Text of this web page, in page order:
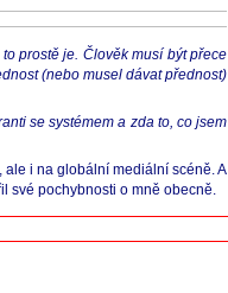
prostě je. Člověk musí být přece
(nebo musel dávat přednost)
se systémem a zda to, co jsem
i na globální mediální scéně. A
své pochybnosti o mně obecně.